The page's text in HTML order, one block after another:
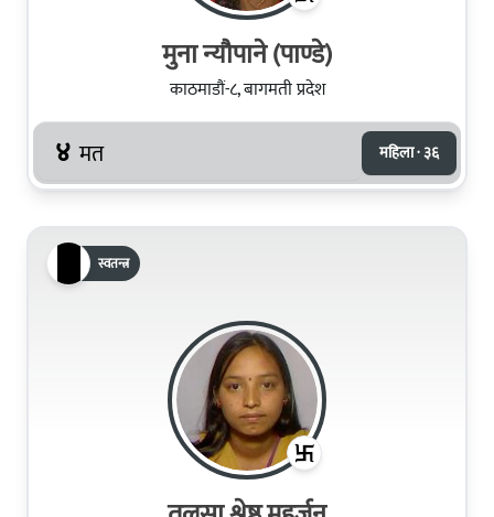
मुना न्यौपाने (पाण्डे)
काठमाडौं-८, बागमती प्रदेश
४ मत महिला · ३६
स्वतन्त्र